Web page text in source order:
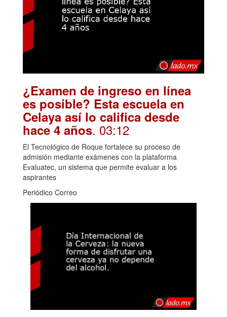
¿Examen de ingreso en línea
es posible? Esta escuela en
Celaya así lo califica desde
hace 4 años. 03:12
El Tecnológico de Roque fortalece su proceso de
admisión mediante exámenes con la plataforma
Evaluatec, un sistema que permite evaluar a los
aspirantes
Periódico Correo